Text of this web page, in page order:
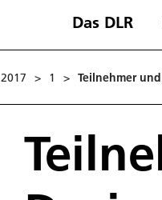
Das DLR
2017 > 1 > Teilnehmer